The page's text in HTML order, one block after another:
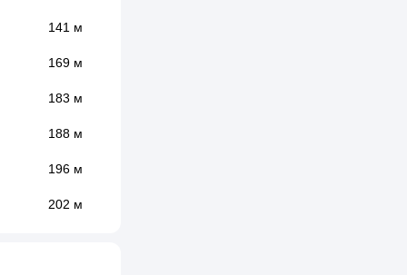
141 м
169 м
183 м
188 м
196 м
202 м